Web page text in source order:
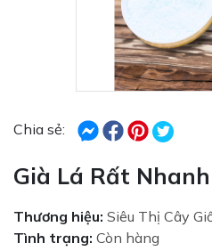
Chia sẻ:
Già Lá Rất Nhanh
Thương hiệu: Siêu Thị Cây
Tình trạng: Còn hàng